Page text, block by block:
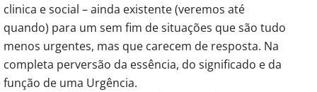
clinica e social – ainda existente (veremos até
quando) para um sem fim de situações que são tudo
menos urgentes, mas que carecem de resposta. Na
completa perversão da essência, do significado e da
função de uma Urgência.